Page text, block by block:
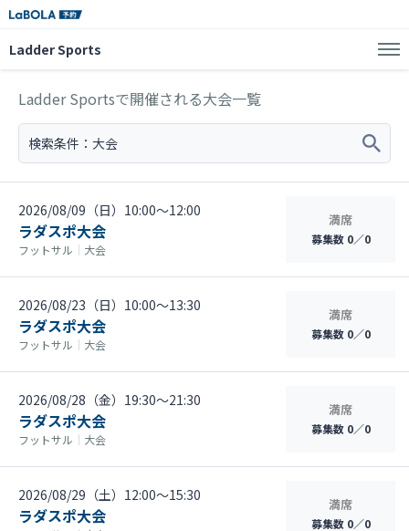
Ladder Sports
Ladder Sportsで開催される大会一覧
検索条件： 大会
2026/08/09（日）10:00〜12:00
ラダスポ大会
フットサル ｜ 大会
満席
募集数 0／0
2026/08/23（日）10:00〜13:30
ラダスポ大会
フットサル ｜ 大会
満席
募集数 0／0
2026/08/28（金）19:30〜21:30
ラダスポ大会
フットサル ｜ 大会
満席
募集数 0／0
2026/08/29（土）12:00〜15:30
ラダスポ大会
満席
募集数 0／0